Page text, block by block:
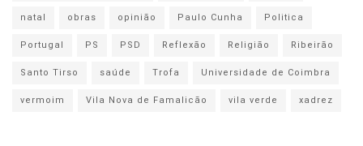
natal
obras opinião Paulo Cunha
Politica
Portugal
PS PSD Reflexão Religião
Ribeirão
Santo Tirso
saúde Trofa
Universidade de Coimbra
vermoim
Vila Nova de Famalicão vila verde xadrez